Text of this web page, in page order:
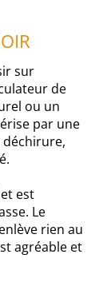
sur
de
ou un
par une
déchirure,
est
Le
rien au
agréable et